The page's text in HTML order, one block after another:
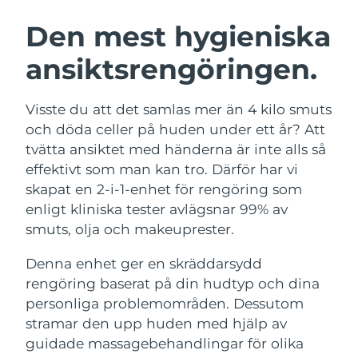
Den mest hygieniska
ansiktsrengöringen.
Visste du att det samlas mer än 4 kilo smuts
och döda celler på huden under ett år? Att
tvätta ansiktet med händerna är inte alls så
effektivt som man kan tro. Därför har vi
skapat en 2-i-1-enhet för rengöring som
enligt kliniska tester avlägsnar 99% av
smuts, olja och makeuprester.
Denna enhet ger en skräddarsydd
rengöring baserat på din hudtyp och dina
personliga problemområden. Dessutom
stramar den upp huden med hjälp av
guidade massagebehandlingar för olika
LUNA™ 4-paket
Anti-aging massage
LUNA™ 4 Plus
Massage, LED heating
LUNA™ 4 Men
For men, anti-aging massage
BEAR™ 2-paket
Microcurrent toning
BEAR™ 2 go
Microcurrent toning on-the-go
BEAR™ 2 eyes & lips
Microcurrent line smoothing device
Återfuktning
UFO™ 3-paket
Deep facial hydration
UFO™ 3 LED
Near-infrared and red light therapy
device
Munvård
issa™ 4
Hybrid silicone sonic toothbrush
issa™ 4 plus
Smart hybrid silicone sonic toothbrush
FAQ™ ANTI-AGING-BEHANDLING
Anti-aging LED-behandlingar
NEW
Österrike Förväntad leverans 8/10/26
Bahrain Förväntad leverans8/11/26
Belgien
Bermuda Förväntad leverans 8/16/26
Bosnien och
Hercegovina
Förväntad leverans 8/13/26
Brunei Förväntad leverans
Bulgarien Förväntad leverans
Kanada Förväntad leverans8/14/26
Chile Förväntad leverans8/14/26